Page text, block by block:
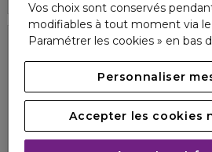
SPF 30
Vos choix sont conservés
modifiables à tout moment via le
Paramétrer les cookies » en bas
Personnaliser
Accepter les cookies